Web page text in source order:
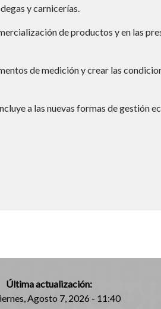
y carnicerías.
de productos y en las
de medición y crear las
a las nuevas formas de gestión
Última actualización:
Agosto 7, 2026 - 11:40